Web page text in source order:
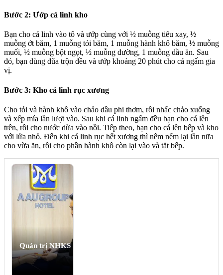
Bước 2: Ướp cá linh kho
Bạn cho cá linh vào tô và ướp cùng với ½ muỗng tiêu xay, ½
muỗng ớt băm, 1 muỗng tỏi băm, 1 muỗng hành khô băm, ½ muỗng
muối, ½ muỗng bột ngọt, ½ muỗng đường, 1 muỗng dầu ăn. Sau
đó, bạn dùng đũa trộn đều và ướp khoảng 20 phút cho cá ngấm gia
vị.
Bước 3: Kho cá linh rục xương
Cho tỏi và hành khô vào chảo dầu phi thơm, rồi nhấc chảo xuống
và xếp mía lần lượt vào. Sau khi cá linh ngấm đều bạn cho cá lên
trên, rồi cho nước dừa vào nồi. Tiếp theo, bạn cho cá lên bếp và kho
với lửa nhỏ. Đến khi cá linh rục hết xương thì nêm nếm lại lần nữa
cho vừa ăn, rồi cho phần hành khô còn lại vào và tắt bếp.
Quản trị NHKS